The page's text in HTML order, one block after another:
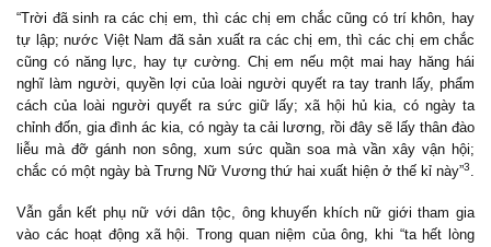
“Trời đã sinh ra các chị em, thì các chị em chắc cũng có trí khôn, hay
tự lập; nước Việt Nam đã sản xuất ra các chị em, thì các chị em chắc
cũng có năng lực, hay tự cường. Chị em nếu một mai hay hăng hái
nghĩ làm người, quyền lợi của loài người quyết ra tay tranh lấy, phẩm
cách của loài người quyết ra sức giữ lấy; xã hội hủ kia, có ngày ta
chỉnh đốn, gia đình ác kia, có ngày ta cải lương, rồi đây sẽ lấy thân đào
liễu mà đỡ gánh non sông, xum sức quần soa mà vần xây vận hội;
chắc có một ngày bà Trưng Nữ Vương thứ hai xuất hiện ở thế kỉ này”3.
Vẫn gắn kết phụ nữ với dân tộc, ông khuyến khích nữ giới tham gia
vào các hoạt động xã hội. Trong quan niệm của ông, khi “ta hết lòng